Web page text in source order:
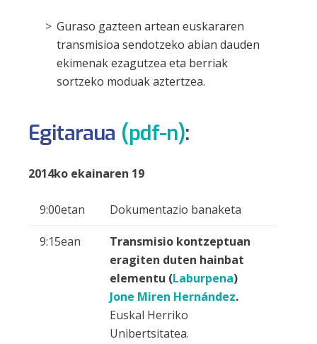
Guraso gazteen artean euskararen
transmisioa sendotzeko abian dauden
ekimenak ezagutzea eta berriak
sortzeko moduak aztertzea.
Egitaraua (pdf-n):
2014ko ekainaren 19
9:00etan Dokumentazio banaketa
9:15ean
Transmisio kontzeptuan
eragiten duten hainbat
elementu (Laburpena)
Jone Miren Hernández.
Euskal Herriko
Unibertsitatea.